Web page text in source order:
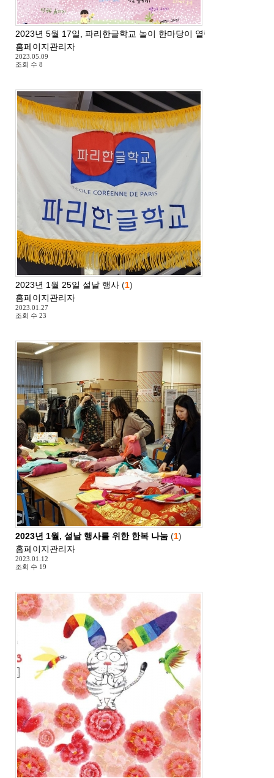
2023년 5월 17일, 파리한글학교 놀이 한마당이 열립니다.
홈페이지관리자
2023.05.09
조회 수 8
2023년 1월 25일 설날 행사 (1)
홈페이지관리자
2023.01.27
조회 수 23
2023년 1월, 설날 행사를 위한 한복 나눔 (1)
홈페이지관리자
2023.01.12
조회 수 19